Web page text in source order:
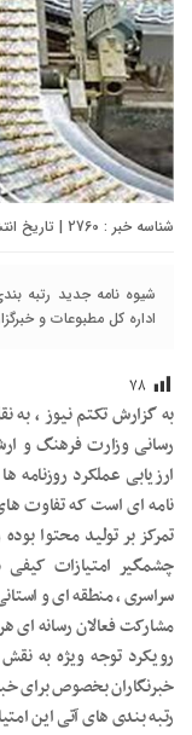
شناسه خبر : 2760 | تاریخ انتشار : 10 تیر 1402 - 12:47 | ارسال توسط :
شیوه نامه جدید رتبه
اداره کل مطبوعات و
۷۸
به گزارش تکتم نیوز ، به
رسانی وزارت فرهنگ و
نامه ای است که تفاوت
تمرکز بر تولید محتوا
چشمگیر امتیازات
سراسری ، منطقه ای و
مشارکت فعالان رسانه ای
رویکرد توجه ویژه به
خبرنگاران بخصوص برای
رتبه بندی های آتی این